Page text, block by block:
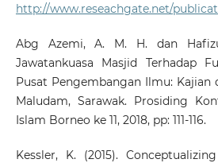
http://www.reseachgate.net/
Abg Azemi, A. M. H. dan
Jawatankuasa Masjid Terhadap
Pusat Pengembangan Ilmu: Kajian
Maludam, Sarawak. Prosiding
Islam Borneo ke 11, 2018, pp: 111-116.
Kessler, K. (2015).